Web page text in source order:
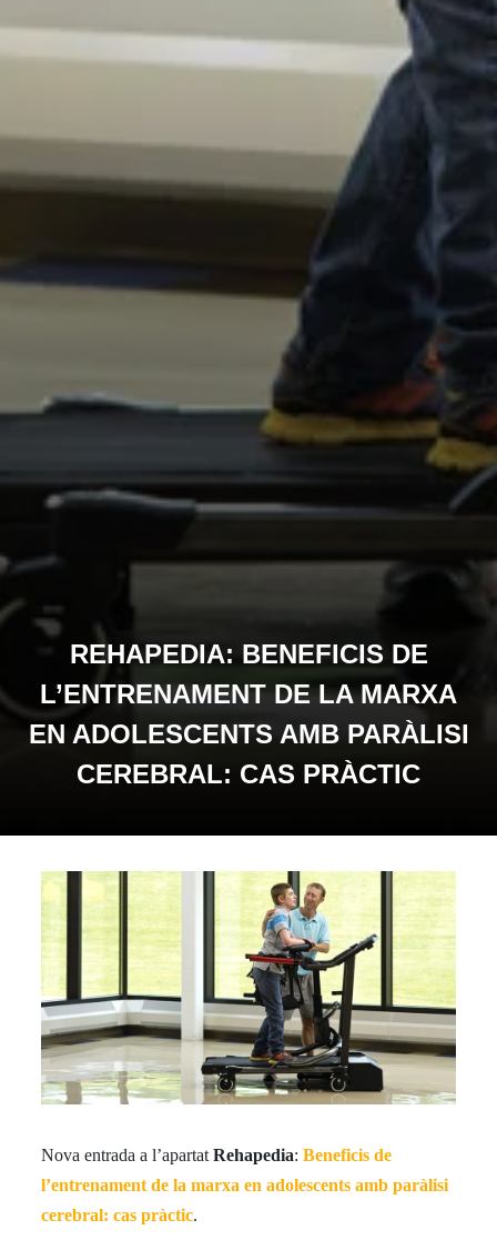
REHAPEDIA: BENEFICIS DE
L’ENTRENAMENT DE LA MARXA
EN ADOLESCENTS AMB PARÀLISI
CEREBRAL: CAS PRÀCTIC
Nova entrada a l’apartatRehapedia:Beneficis de
l’entrenament de la marxa en adolescents amb paràlisi
cerebral: cas pràctic.